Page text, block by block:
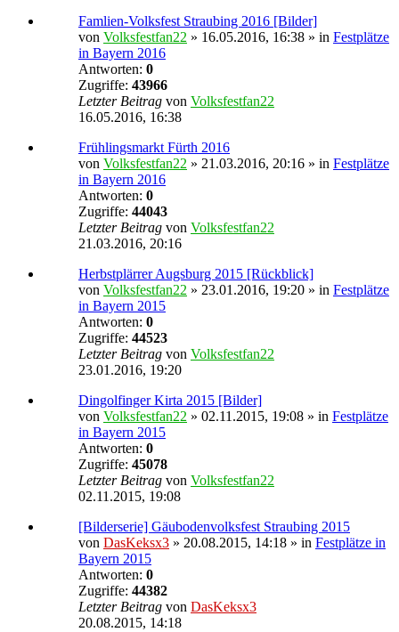
Famlien-Volksfest Straubing 2016 [Bilder]
von Volksfestfan22 » 16.05.2016, 16:38 » in Festplätze
in Bayern 2016
Antworten: 0
Zugriffe: 43966
Letzter Beitrag von Volksfestfan22
16.05.2016, 16:38
Frühlingsmarkt Fürth 2016
von Volksfestfan22 » 21.03.2016, 20:16 » in Festplätze
in Bayern 2016
Antworten: 0
Zugriffe: 44043
Letzter Beitrag von Volksfestfan22
21.03.2016, 20:16
Herbstplärrer Augsburg 2015 [Rückblick]
von Volksfestfan22 » 23.01.2016, 19:20 » in Festplätze
in Bayern 2015
Antworten: 0
Zugriffe: 44523
Letzter Beitrag von Volksfestfan22
23.01.2016, 19:20
Dingolfinger Kirta 2015 [Bilder]
von Volksfestfan22 » 02.11.2015, 19:08 » in Festplätze
in Bayern 2015
Antworten: 0
Zugriffe: 45078
Letzter Beitrag von Volksfestfan22
02.11.2015, 19:08
[Bilderserie] Gäubodenvolksfest Straubing 2015
von DasKeksx3 » 20.08.2015, 14:18 » in Festplätze in
Bayern 2015
Antworten: 0
Zugriffe: 44382
Letzter Beitrag von DasKeksx3
20.08.2015, 14:18